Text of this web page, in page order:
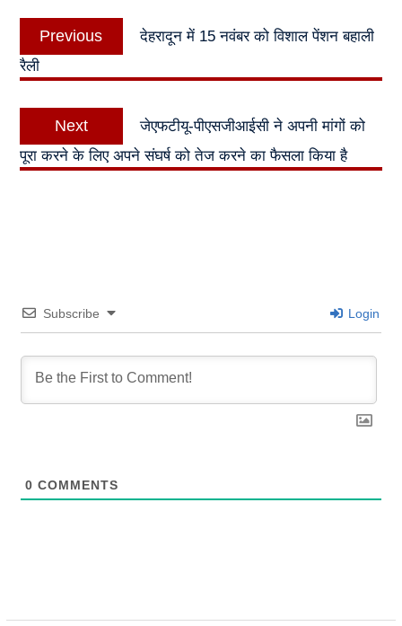
Post
navigation
Previous
Previous
post:
देहरादून में 15 नवंबर को विशाल पेंशन बहाली
रैली
Next
Next
post:
जेएफटीयू-पीएसजीआईसी ने अपनी मांगों को
पूरा करने के लिए अपने संघर्ष को तेज करने का फैसला किया है
Subscribe Login
0 COMMENTS